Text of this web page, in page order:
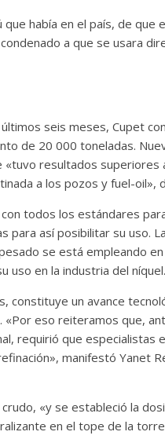
había en el país, de que
a que se usara
seis meses, Cupet
de 20 000 toneladas.
resultados superiores
a los pozos y fuel-oil»,
todos los estándares
para así posibilitar su uso.
se está empleando
uso en la industria del níquel.
constituye un avance
eso reiteramos que,
requirió que especialistas
manifestó Yanet
«y se estableció la
en el tope de la